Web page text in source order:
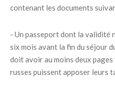
contenant les documents
- Un passeport dont la validité
six mois avant la fin du séjour
doit avoir au moins deux
russes puissent apposer leurs